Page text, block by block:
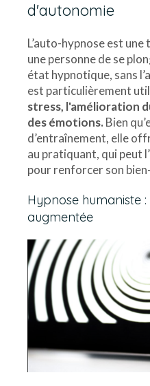
d'autonomie
L’auto-hypnose est
une personne de se
état hypnotique, sans
est particulièrement
stress, l'amélioration
des émotions. Bien
d’entraînement, elle
au pratiquant, qui peut
pour renforcer son
Hypnose humaniste
augmentée